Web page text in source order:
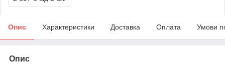
Опис Характеристики Доставка Оплата Умови
Опис